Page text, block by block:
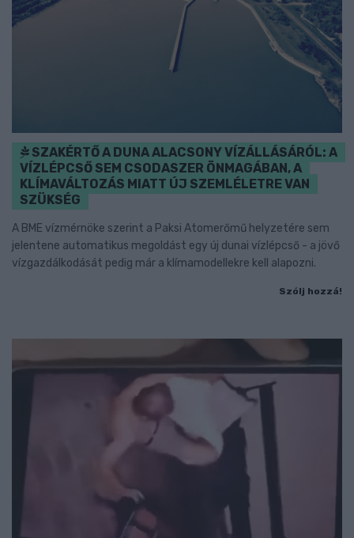
SZAKÉRTŐ A DUNA ALACSONY VÍZÁLLÁSÁRÓL: A
VÍZLÉPCSŐ SEM CSODASZER ÖNMAGÁBAN, A
KLÍMAVÁLTOZÁS MIATT ÚJ SZEMLÉLETRE VAN
SZÜKSÉG
A BME vízmérnöke szerint a Paksi Atomerőmű helyzetére sem
jelentene automatikus megoldást egy új dunai vízlépcső - a jövő
vízgazdálkodását pedig már a klímamodellekre kell alapozni.
Szólj hozzá!